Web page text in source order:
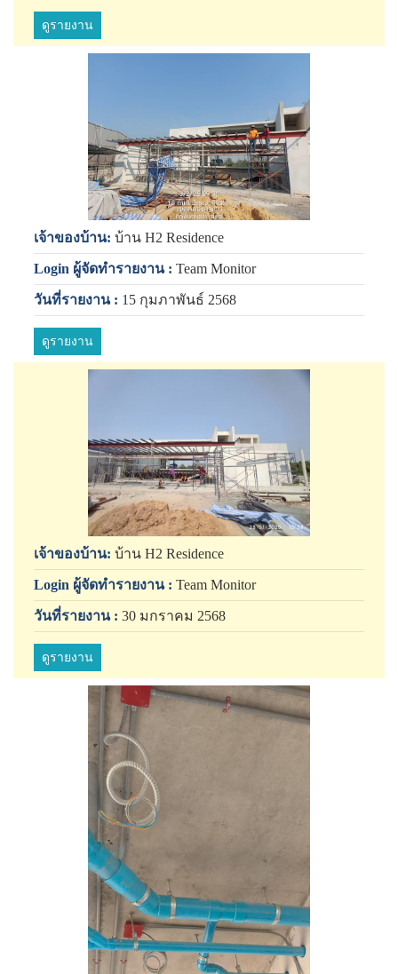
ดูรายงาน
เจ้าของบ้าน: บ้าน H2 Residence
Login ผู้จัดทำรายงาน : Team Monitor
วันที่รายงาน : 15 กุมภาพันธ์ 2568
ดูรายงาน
เจ้าของบ้าน: บ้าน H2 Residence
Login ผู้จัดทำรายงาน : Team Monitor
วันที่รายงาน : 30 มกราคม 2568
ดูรายงาน